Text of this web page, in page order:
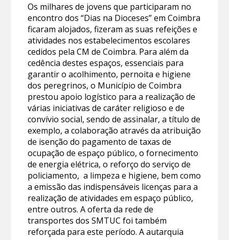
Os milhares de jovens que participaram no
encontro dos “Dias na Dioceses” em Coimbra
ficaram alojados, fizeram as suas refeições e
atividades nos estabelecimentos escolares
cedidos pela CM de Coimbra. Para além da
cedência destes espaços, essenciais para
garantir o acolhimento, pernoita e higiene
dos peregrinos, o Município de Coimbra
prestou apoio logístico para a realização de
várias iniciativas de caráter religioso e de
convívio social, sendo de assinalar, a título de
exemplo, a colaboração através da atribuição
de isenção do pagamento de taxas de
ocupação de espaço público, o fornecimento
de energia elétrica, o reforço do serviço de
policiamento, a limpeza e higiene, bem como
a emissão das indispensáveis licenças para a
realização de atividades em espaço público,
entre outros. A oferta da rede de
transportes dos SMTUC foi também
reforçada para este período. A autarquia